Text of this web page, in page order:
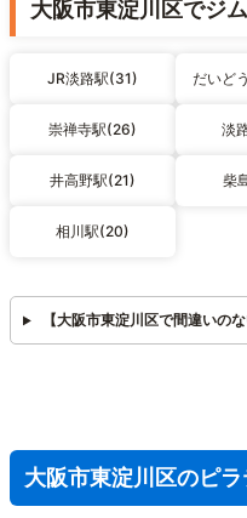
大阪市東淀川区でジ
JR淡路駅(31) だいど
崇禅寺駅(26) 淡
井高野駅(21) 柴
相川駅(20)
【大阪市東淀川区で間違いの
大阪市東淀川区のピ